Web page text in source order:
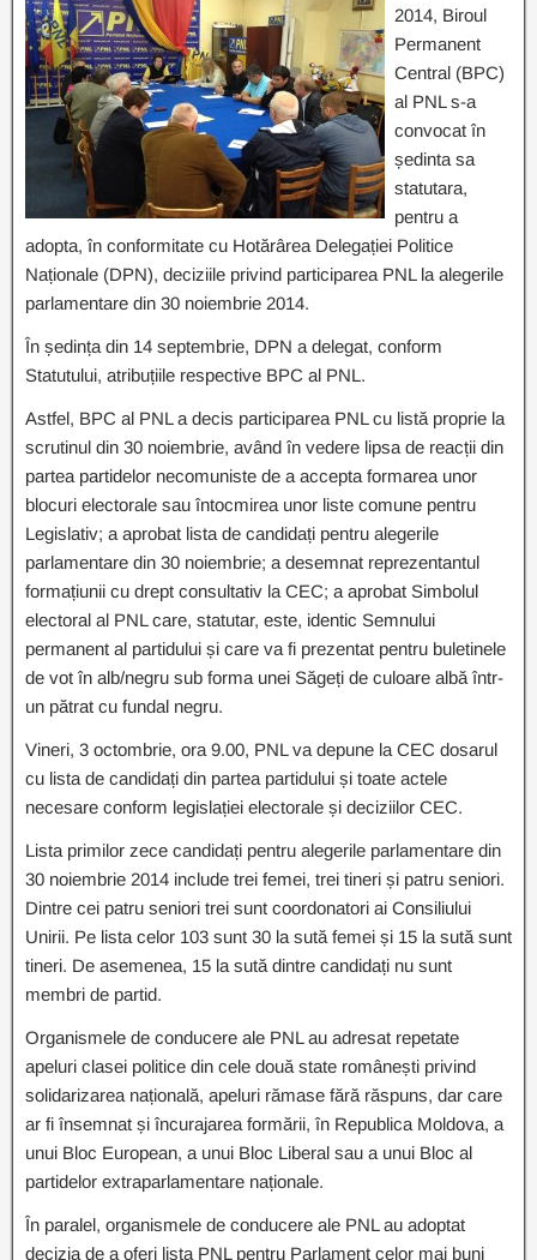
2014, Biroul
Permanent
Central (BPC)
al PNL s-a
convocat în
ședinta sa
statutara,
pentru a
adopta, în conformitate cu Hotărârea Delegației Politice
Naționale (DPN), deciziile privind participarea PNL la alegerile
parlamentare din 30 noiembrie 2014.
În ședința din 14 septembrie, DPN a delegat, conform
Statutului, atribuțiile respective BPC al PNL.
Astfel, BPC al PNL a decis participarea PNL cu listă proprie la
scrutinul din 30 noiembrie, având în vedere lipsa de reacții din
partea partidelor necomuniste de a accepta formarea unor
blocuri electorale sau întocmirea unor liste comune pentru
Legislativ; a aprobat lista de candidați pentru alegerile
parlamentare din 30 noiembrie; a desemnat reprezentantul
formațiunii cu drept consultativ la CEC; a aprobat Simbolul
electoral al PNL care, statutar, este, identic Semnului
permanent al partidului și care va fi prezentat pentru buletinele
de vot în alb/negru sub forma unei Săgeți de culoare albă într-
un pătrat cu fundal negru.
Vineri, 3 octombrie, ora 9.00, PNL va depune la CEC dosarul
cu lista de candidați din partea partidului și toate actele
necesare conform legislației electorale și deciziilor CEC.
Lista primilor zece candidați pentru alegerile parlamentare din
30 noiembrie 2014 include trei femei, trei tineri și patru seniori.
Dintre cei patru seniori trei sunt coordonatori ai Consiliului
Unirii. Pe lista celor 103 sunt 30 la sută femei și 15 la sută sunt
tineri. De asemenea, 15 la sută dintre candidați nu sunt
membri de partid.
Organismele de conducere ale PNL au adresat repetate
apeluri clasei politice din cele două state românești privind
solidarizarea națională, apeluri rămase fără răspuns, dar care
ar fi însemnat și încurajarea formării, în Republica Moldova, a
unui Bloc European, a unui Bloc Liberal sau a unui Bloc al
partidelor extraparlamentare naționale.
În paralel, organismele de conducere ale PNL au adoptat
decizia de a oferi lista PNL pentru Parlament celor mai buni